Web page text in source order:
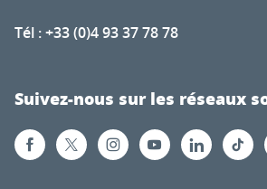
Tél : +33 (0)4 93 37 78 78
Suivez-nous sur les réseaux